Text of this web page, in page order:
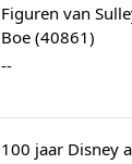
Figuren van
Boe (40861)
--
100 jaar Disney